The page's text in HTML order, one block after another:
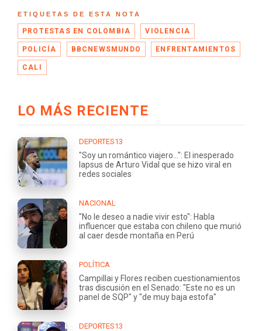
ETIQUETAS DE ESTA NOTA
PROTESTAS EN COLOMBIA VIOLENCIA
POLICÍA BBCNEWSMUNDO ENFRENTAMIENTOS
CALI
LO MÁS RECIENTE
DEPORTES13
"Soy un romántico viajero...": El inesperado
lapsus de Arturo Vidal que se hizo viral en
redes sociales
NACIONAL
"No le deseo a nadie vivir esto": Habla
influencer que estaba con chileno que murió
al caer desde montaña en Perú
POLÍTICA
Campillai y Flores reciben cuestionamientos
tras discusión en el Senado: "Este no es un
panel de SQP" y "de muy baja estofa"
DEPORTES13